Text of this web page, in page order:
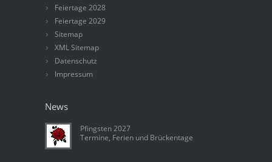
Feiertage 2028
Feiertage 2029
Sitemap
XML Sitemap
Datenschutz
Impressum
News
Pfingsten 2027
Termine, Ferien und Brückentage